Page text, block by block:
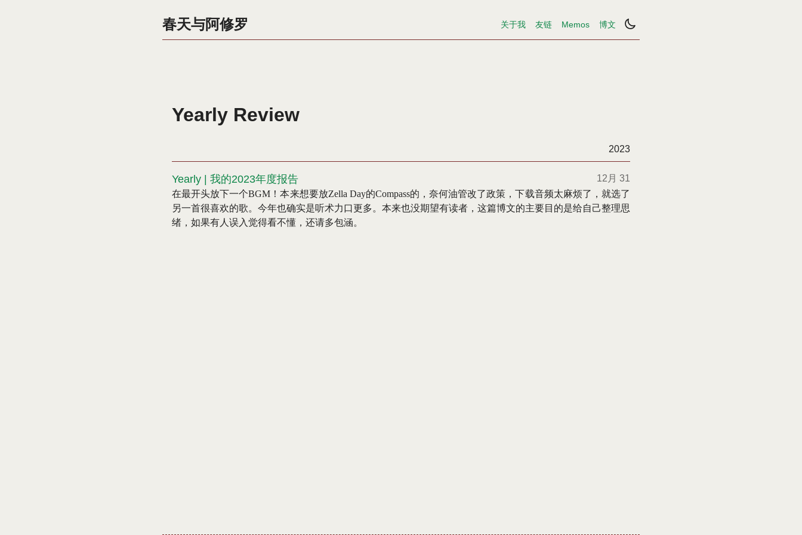
春天与阿修罗 关于我 友链 Memos 博文
Yearly Review
2023
Yearly | 我的2023年度报告
12月 31
在最开头放下一个BGM！本来想要放Zella Day的Compass的，奈何油管改了政策，下载音频太麻烦了，就选了
另一首很喜欢的歌。今年也确实是听术力口更多。本来也没期望有读者，这篇博文的主要目的是给自己整理思
绪，如果有人误入觉得看不懂，还请多包涵。